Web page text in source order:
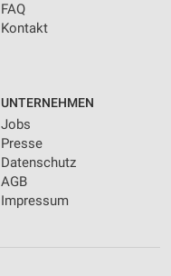
FAQ
Kontakt
UNTERNEHMEN
Jobs
Presse
Datenschutz
AGB
Impressum